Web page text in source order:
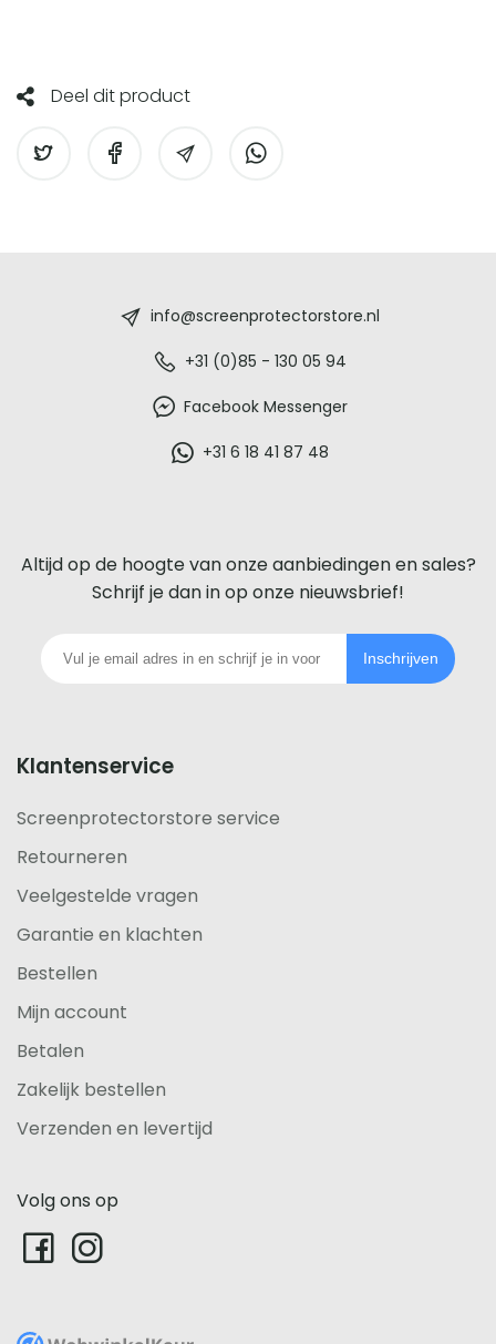
Deel dit product
voor
iedere
telefoon
info@screenprotectorstore.nl
+31 (0)85 - 130 05 94
Facebook Messenger
+31 6 18 41 87 48
Altijd op de hoogte van onze aanbiedingen en sales?
Schrijf je dan in op onze nieuwsbrief!
Inschrijven
Klantenservice
Screenprotectorstore service
Retourneren
Veelgestelde vragen
Garantie en klachten
Bestellen
Mijn account
Betalen
Zakelijk bestellen
Verzenden en levertijd
Volg ons op